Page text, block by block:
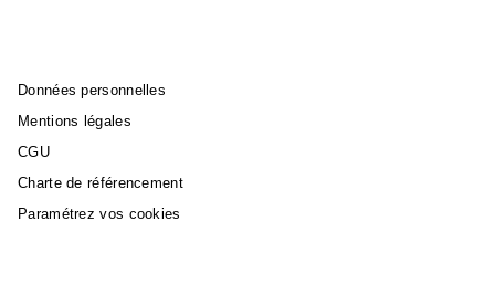
Données personnelles
Mentions légales
CGU
Charte de référencement
Paramétrez vos cookies